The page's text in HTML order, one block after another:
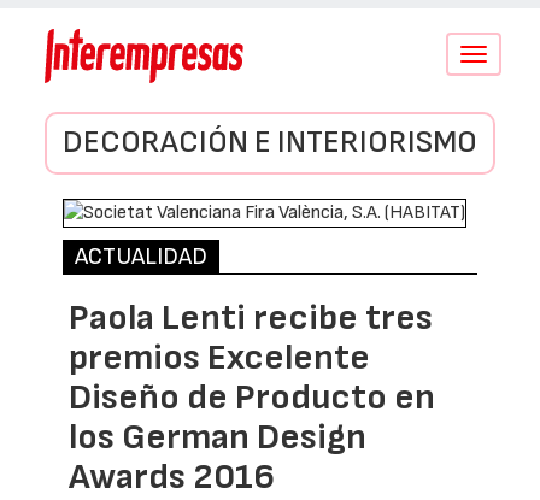
Conmutar
DECORACIÓN E INTERIORISMO
ACTUALIDAD
Paola Lenti recibe tres
premios Excelente
Diseño de Producto en
los German Design
Awards 2016